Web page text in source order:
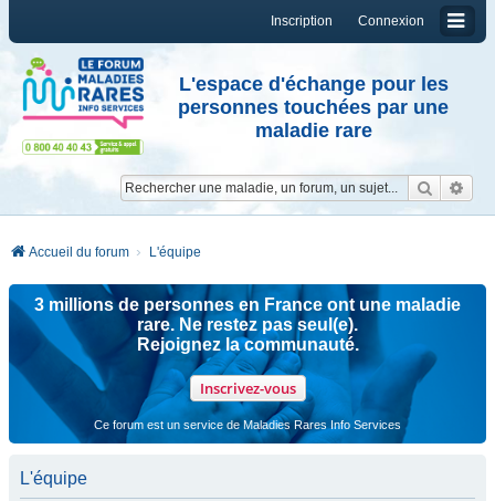
Connexion
Inscription
L'espace d'échange pour les
personnes touchées par une
maladie rare
Accueil du forum L'équipe
3 millions de personnes en France ont une maladie
rare. Ne restez pas seul(e).
Rejoignez la communauté.
Inscrivez-vous
Ce forum est un service de Maladies Rares Info Services
L'équipe